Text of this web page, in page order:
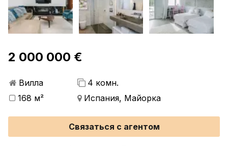
2 000 000 €
Вилла
4 комн.
168 м²
Испания, Майорка
Связаться с агентом